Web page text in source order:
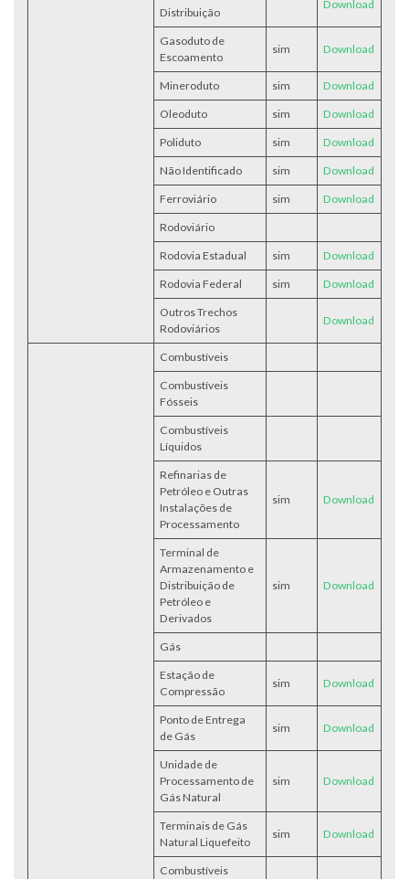
Distribuição
Download
Gasoduto de
Escoamento
sim Download
Mineroduto sim Download
Oleoduto sim Download
Poliduto sim Download
Não Identificado sim Download
Ferroviário sim Download
Rodoviário
Rodovia Estadual sim Download
Rodovia Federal sim Download
Outros Trechos
Rodoviários
Download
Combustíveis
Combustíveis
Fósseis
Combustíveis
Líquidos
Refinarias de
Petróleo e Outras
Instalações de
Processamento
sim Download
Terminal de
Armazenamento e
Distribuição de
Petróleo e
Derivados
sim Download
Gás
Estação de
Compressão
sim Download
Ponto de Entrega
de Gás
sim Download
Unidade de
Processamento de
Gás Natural
sim Download
Terminais de Gás
Natural Liquefeito
sim Download
Combustíveis